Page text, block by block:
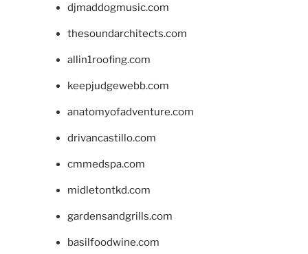
djmaddogmusic.com
thesoundarchitects.com
allin1roofing.com
keepjudgewebb.com
anatomyofadventure.com
drivancastillo.com
cmmedspa.com
midletontkd.com
gardensandgrills.com
basilfoodwine.com